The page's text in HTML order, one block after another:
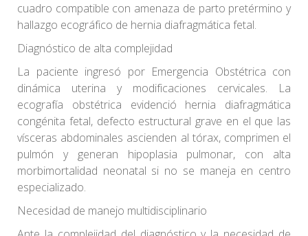
cuadro compatible con amenaza de parto pretérmino y
hallazgo ecográfico de hernia diafragmática fetal.
Diagnóstico de alta complejidad
La paciente ingresó por Emergencia Obstétrica con
dinámica uterina y modificaciones cervicales. La
ecografía obstétrica evidenció hernia diafragmática
congénita fetal, defecto estructural grave en el que las
vísceras abdominales ascienden al tórax, comprimen el
pulmón y generan hipoplasia pulmonar, con alta
morbimortalidad neonatal si no se maneja en centro
especializado.
Necesidad de manejo multidisciplinario